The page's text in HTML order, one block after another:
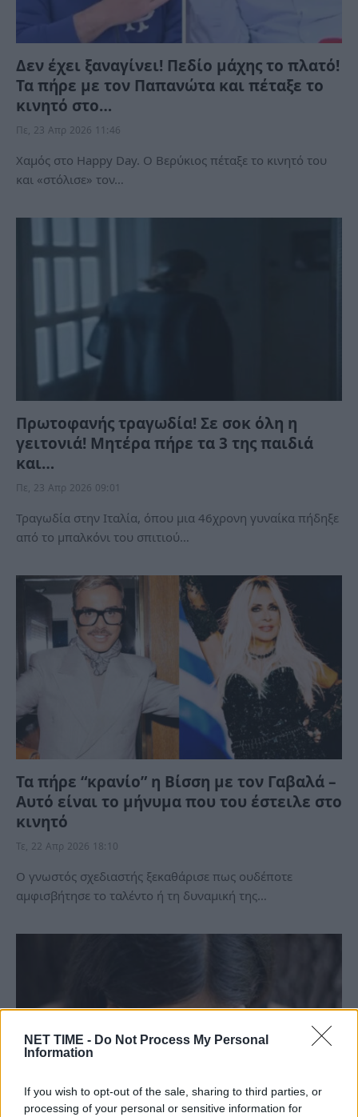
NET TIME - Do Not Process My Personal
Information
If you wish to opt-out of the sale, sharing to third parties, or
processing of your personal or sensitive information for
Δεν έχει ξαναγίνει! Πεδίο μάχης το πλατό!
Τα πήρε με τον Παπανώτα και πέταξε το
κινητό στο…
Πε, 23 Απρ 2026 11:46
Χαμός στο Happy Day. Ο Βερύκιος πέταξε το κινητό του
και «στόλισε» τον…
Πρωτοφανής τραγωδία! Σε σοκ όλη η
γειτονιά! Μητέρα πήρε τα 3 της παιδιά
και…
Πε, 23 Απρ 2026 09:01
Τραγωδία στην Ιταλία, όπου μια 46χρονη γυναίκα πήδηξε
από το μπαλκόνι του σπιτιού…
Τα πήρε “κρανίο” η Βίσση με τον Γαβαλά –
Αυτό είναι το μήνυμα που του έστειλε στο
κινητό
Τε, 22 Απρ 2026 18:10
Ο γνωστός σχεδιαστής ξεκαθάρισε πως ουδέποτε
αμφισβήτησε το ταλέντο ή τη δυναμική της…